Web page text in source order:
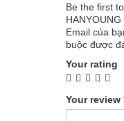
Be the first
HANYOUNG
Email của
buộc được
Your rating
Your review